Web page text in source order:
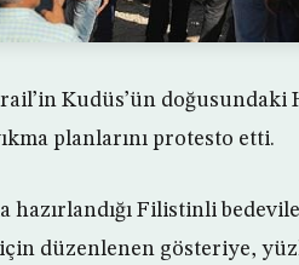
Kudüs’ün
planlarını protesto etti.
hazırlandığı Filistinli
düzenlenen gösteriye,